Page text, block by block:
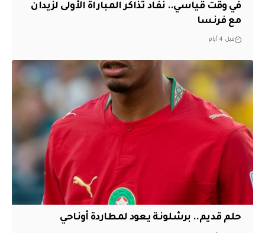
في وقت قياسي.. نفاد تذاكر المباراة الأولى لزيدان
مع فرنسا
قبل 4 أيام
حلم قديم.. برشلونة يعود لمطاردة أوناحي